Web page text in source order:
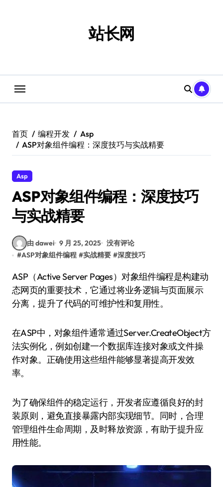
站长网
首页 编程开发
Asp
ASP对象组件编程：深度技巧与实战精要
Asp
ASP对象组件编程：深度技巧
与实战精要
由 dawei 9 月 25, 2025 没有评论
#ASP对象组件编程 #实战精要 #深度技巧
ASP（Active Server Pages）对象组件编程是构建动
态网页的重要技术，它通过将业务逻辑与页面展示
分离，提升了代码的可维护性和复用性。
在ASP中，对象组件通常通过Server.CreateObject方
法实例化，例如创建一个数据库连接对象或文件操
作对象。正确使用这些组件能够显著提高开发效
率。
为了确保组件的稳定运行，开发者应遵循良好的封
装原则，避免直接暴露内部实现细节。同时，合理
管理组件生命周期，及时释放资源，有助于提升应
用性能。